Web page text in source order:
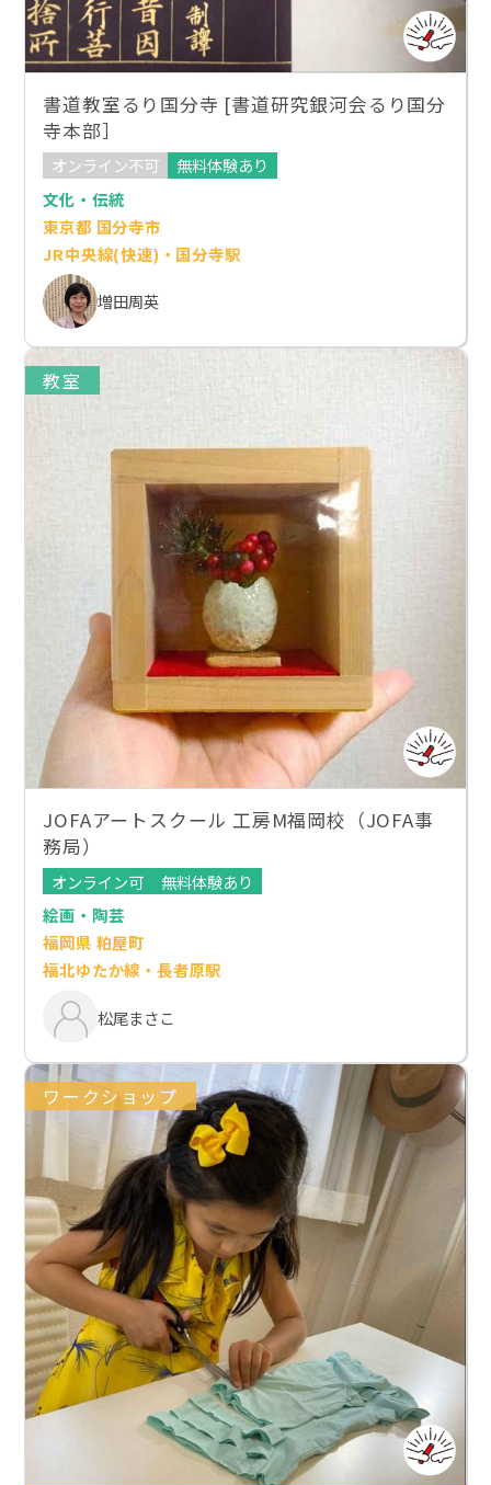
書道教室るり国分寺 [書道研究銀河会るり国分
寺本部］
オンライン不可
無料体験あり
文化・伝統
東京都 国分寺市
JR中央線(快速)・国分寺駅
増田周英
教室
JOFAアートスクール 工房M福岡校（JOFA事
務局）
オンライン可
無料体験あり
絵画・陶芸
福岡県 粕屋町
福北ゆたか線・長者原駅
松尾まさこ
ワークショップ